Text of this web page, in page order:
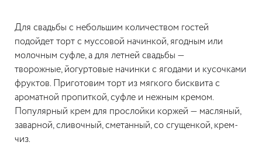
Для свадьбы с небольшим количеством гостей
подойдет торт с муссовой начинкой, ягодным или
молочным суфле, а для летней свадьбы —
творожные, йогуртовые начинки с ягодами и кусочками
фруктов. Приготовим торт из мягкого бисквита с
ароматной пропиткой, суфле и нежным кремом.
Популярный крем для прослойки коржей — масляный,
заварной, сливочный, сметанный, со сгущенкой, крем-
чиз.